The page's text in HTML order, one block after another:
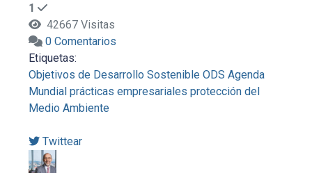
1
42667 Visitas
0 Comentarios
Etiquetas:
Objetivos de Desarrollo Sostenible ODS Agenda
Mundial prácticas empresariales protección del
Medio Ambiente
Twittear